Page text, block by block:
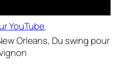
YouTube.
Orleans, Du swing pour